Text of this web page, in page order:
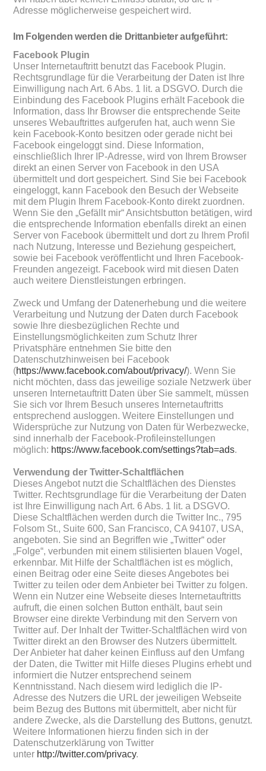
Adresse möglicherweise gespeichert wird.
Im Folgenden werden die Drittanbieter aufgeführt:
Facebook Plugin
Unser Internetauftritt benutzt das Facebook Plugin.
Rechtsgrundlage für die Verarbeitung der Daten ist Ihre
Einwilligung nach Art. 6 Abs. 1 lit. a DSGVO. Durch die
Einbindung des Facebook Plugins erhält Facebook die
Information, dass Ihr Browser die entsprechende Seite
unseres Webauftrittes aufgerufen hat, auch wenn Sie
kein Facebook-Konto besitzen oder gerade nicht bei
Facebook eingeloggt sind. Diese Information,
einschließlich Ihrer IP-Adresse, wird von Ihrem Browser
direkt an einen Server von Facebook in den USA
übermittelt und dort gespeichert. Sind Sie bei Facebook
eingeloggt, kann Facebook den Besuch der Webseite
mit dem Plugin Ihrem Facebook-Konto direkt zuordnen.
Wenn Sie den „Gefällt mir“ Ansichtsbutton betätigen, wird
die entsprechende Information ebenfalls direkt an einen
Server von Facebook übermittelt und dort zu Ihrem Profil
nach Nutzung, Interesse und Beziehung gespeichert,
sowie bei Facebook veröffentlicht und Ihren Facebook-
Freunden angezeigt. Facebook wird mit diesen Daten
auch weitere Dienstleistungen erbringen.
Zweck und Umfang der Datenerhebung und die weitere
Verarbeitung und Nutzung der Daten durch Facebook
sowie Ihre diesbezüglichen Rechte und
Einstellungsmöglichkeiten zum Schutz Ihrer
Privatsphäre entnehmen Sie bitte den
Datenschutzhinweisen bei Facebook
(https://www.facebook.com/about/privacy/). Wenn Sie
nicht möchten, dass das jeweilige soziale Netzwerk über
unseren Internetauftritt Daten über Sie sammelt, müssen
Sie sich vor Ihrem Besuch unseres Internetauftritts
entsprechend ausloggen. Weitere Einstellungen und
Widersprüche zur Nutzung von Daten für Werbezwecke,
sind innerhalb der Facebook-Profileinstellungen
möglich: https://www.facebook.com/settings?tab=ads.
Verwendung der Twitter-Schaltflächen
Dieses Angebot nutzt die Schaltflächen des Dienstes
Twitter. Rechtsgrundlage für die Verarbeitung der Daten
ist Ihre Einwilligung nach Art. 6 Abs. 1 lit. a DSGVO.
Diese Schaltflächen werden durch die Twitter Inc., 795
Folsom St., Suite 600, San Francisco, CA 94107, USA,
angeboten. Sie sind an Begriffen wie „Twitter“ oder
„Folge“, verbunden mit einem stilisierten blauen Vogel,
erkennbar. Mit Hilfe der Schaltflächen ist es möglich,
einen Beitrag oder eine Seite dieses Angebotes bei
Twitter zu teilen oder dem Anbieter bei Twitter zu folgen.
Wenn ein Nutzer eine Webseite dieses Internetauftritts
aufruft, die einen solchen Button enthält, baut sein
Browser eine direkte Verbindung mit den Servern von
Twitter auf. Der Inhalt der Twitter-Schaltflächen wird von
Twitter direkt an den Browser des Nutzers übermittelt.
Der Anbieter hat daher keinen Einfluss auf den Umfang
der Daten, die Twitter mit Hilfe dieses Plugins erhebt und
informiert die Nutzer entsprechend seinem
Kenntnisstand. Nach diesem wird lediglich die IP-
Adresse des Nutzers die URL der jeweiligen Webseite
beim Bezug des Buttons mit übermittelt, aber nicht für
andere Zwecke, als die Darstellung des Buttons, genutzt.
Weitere Informationen hierzu finden sich in der
Datenschutzerklärung von Twitter
unter http://twitter.com/privacy.